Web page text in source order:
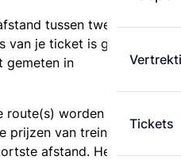
Tickets
tussen twee
van je ticket is gebaseerd
gemeten in
route(s) worden
prijzen van treintickets
afstand. Het is